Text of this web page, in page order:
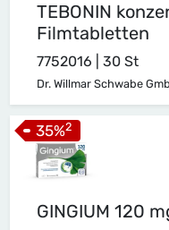
TEBONIN
Filmtabletten
7752016 | 30 St
Dr. Willmar Schwabe
GINGIUM 120
35%2